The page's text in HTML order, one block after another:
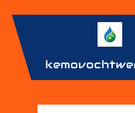
content